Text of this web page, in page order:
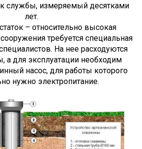
службы, измеряемый десятками
лет.
– относительно высокая
требуется специальная
На нее расходуются
а для эксплуатации необходим
насос, для работы которого
нужно электропитание.